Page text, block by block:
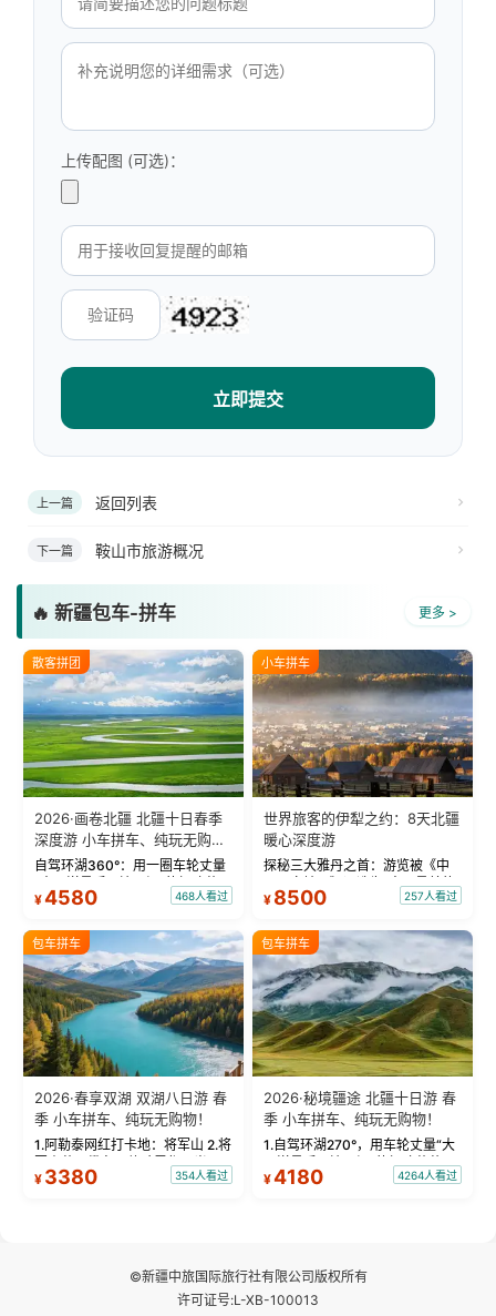
上传配图 (可选)：
立即提交
上一篇 返回列表
下一篇 鞍山市旅游概况
🔥 新疆包车-拼车 更多 >
散客拼团
2026·画卷北疆 北疆十日春季
深度游 小车拼车、纯玩无购
物！
自驾环湖360°：用一圈车轮丈量
“大西洋最后一滴眼泪”的极致蔚
蓝。 赛湖旅拍：甄选多款风格服
绝美瞬间。 赛湖坦克300跟车视
频：专业摄影师...
¥4580 468人看过
小车拼车
世界旅客的伊犁之约：8天北疆
暖心深度游
探秘三大雅丹之首：游览被《中
国国家地理》评选为“中国最美的
三大雅丹”第一名的克拉玛依魔鬼
瓦人最大村落——禾木村，欣赏
晨雾与小木...
¥ 8500 257人看过
包车拼车
2026·春享双湖 双湖八日游 春
季 小车拼车、纯玩无购物！
1.阿勒泰网红打卡地：将军山 2.将
军山落日缆车，体验雪都风光 3.
将军山，夕阳派对，蹦迪party 4.
¥ 3380 354人看过
包车拼车
2026·秘境疆途 北疆十日游 春
季 小车拼车、纯玩无购物！
1.自驾环湖270°，用车轮丈量“大
西洋最后一滴眼泪”的极致蔚蓝，
让雪山、花海与深邃湖水在转弯
¥4180 4264人看过
©新疆中旅国际旅行社有限公司版权所有
许可证号:L-XB-100013